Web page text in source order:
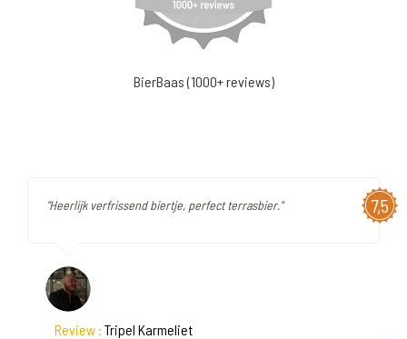
BierBaas (1000+ reviews)
7,5
"Heerlijk verfrissend biertje, perfect terrasbier."
Review : Tripel Karmeliet